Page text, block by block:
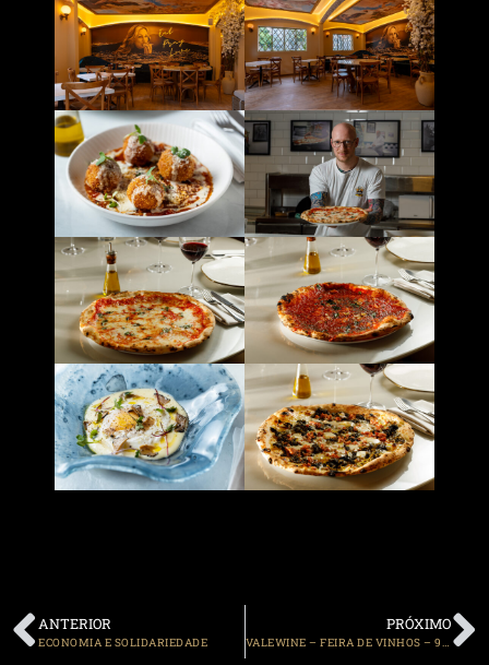
ANTERIOR
ECONOMIA E SOLIDARIEDADE
PRÓXIMO